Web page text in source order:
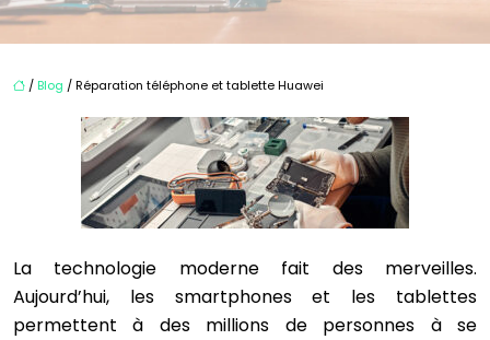
/ Blog / Réparation téléphone et tablette Huawei
La technologie moderne fait des merveilles.
Aujourd’hui, les smartphones et les tablettes
permettent à des millions de personnes à se